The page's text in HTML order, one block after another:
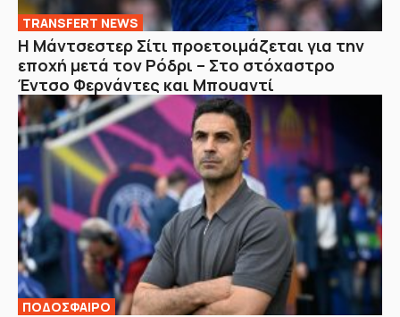
TRANSFERT NEWS
Η Μάντσεστερ Σίτι προετοιμάζεται για την
εποχή μετά τον Ρόδρι – Στο στόχαστρο
Έντσο Φερνάντες και Μπουαντί
ΠΟΔΟΣΦΑΙΡΟ